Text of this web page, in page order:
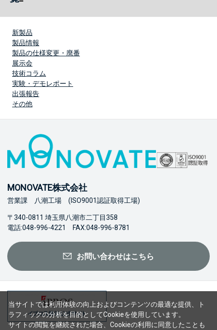
新製品
製品情報
製品の仕様変更・廃番
展示会
技術コラム
実験・デモレポート
出張報告
その他
MONOVATE株式会社
営業課 八潮工場 (ISO9001認証取得工場)
〒340-0811 埼玉県八潮市二丁目358
電話:048-996-4221 FAX:048-996-8781
お問い合わせはこちら
当サイトでは利用体験の向上およびコンテンツの最適な提供、ト
ラフィックの分析を目的としてCookieを使用しています。
サイトの閲覧を継続された場合、Cookieの利用に同意したことも